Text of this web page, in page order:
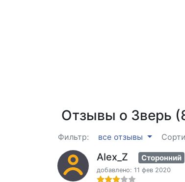
Отзывы о Зверь
Фильтр: все отзывы
Alex_Z Сторонний
добавлено: 11 фев 2020